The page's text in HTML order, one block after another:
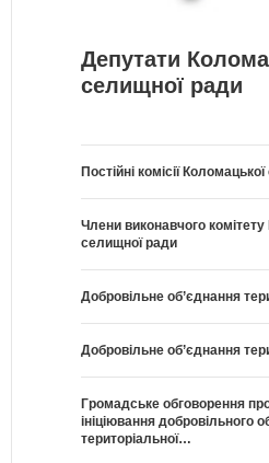
Депутати
селищної ради
Постійні комісії
Члени виконавчого
селищної ради
Добровільне об’єднання
Добровільне об’єднання
Громадське обговорення
ініціювання добровільного
територіальної…